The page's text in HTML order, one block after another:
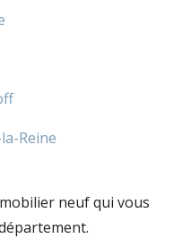
Reine
neuf qui vous